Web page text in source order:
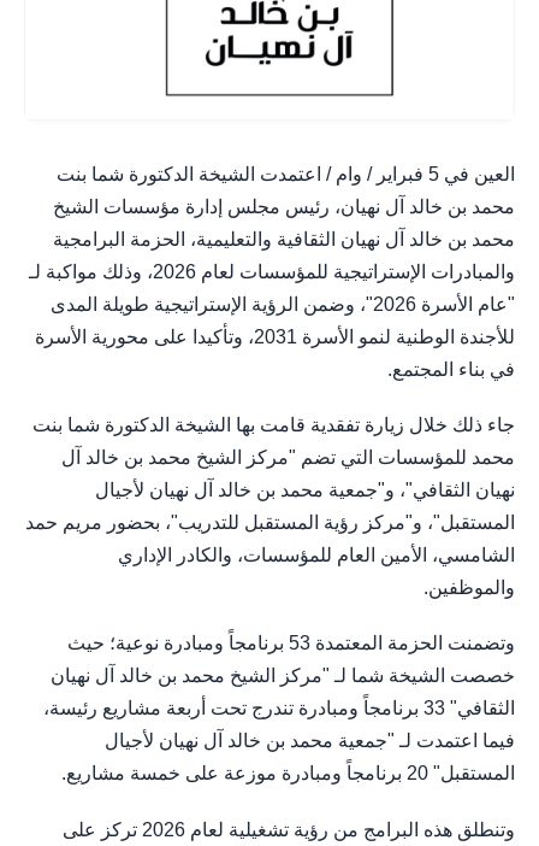
العين في 5 فبراير / وام / اعتمدت الشيخة الدكتورة شما بنت
محمد بن خالد آل نهيان، رئيس مجلس إدارة مؤسسات الشيخ
محمد بن خالد آل نهيان الثقافية والتعليمية، الحزمة البرامجية
والمبادرات الإستراتيجية للمؤسسات لعام 2026، وذلك مواكبة لـ
"عام الأسرة 2026"، وضمن الرؤية الإستراتيجية طويلة المدى
للأجندة الوطنية لنمو الأسرة 2031، وتأكيدا على محورية الأسرة
في بناء المجتمع.
جاء ذلك خلال زيارة تفقدية قامت بها الشيخة الدكتورة شما بنت
محمد للمؤسسات التي تضم "مركز الشيخ محمد بن خالد آل
نهيان الثقافي"، و"جمعية محمد بن خالد آل نهيان لأجيال
المستقبل"، و"مركز رؤية المستقبل للتدريب"، بحضور مريم حمد
الشامسي، الأمين العام للمؤسسات، والكادر الإداري
والموظفين.
وتضمنت الحزمة المعتمدة 53 برنامجاً ومبادرة نوعية؛ حيث
خصصت الشيخة شما لـ "مركز الشيخ محمد بن خالد آل نهيان
الثقافي" 33 برنامجاً ومبادرة تندرج تحت أربعة مشاريع رئيسة،
فيما اعتمدت لـ "جمعية محمد بن خالد آل نهيان لأجيال
المستقبل" 20 برنامجاً ومبادرة موزعة على خمسة مشاريع.
وتنطلق هذه البرامج من رؤية تشغيلية لعام 2026 تركز على